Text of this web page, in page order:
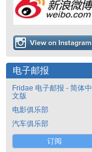
电子邮报
Fridae 电子邮报 - 简体中
文版
电影俱乐部
汽车俱乐部
订阅